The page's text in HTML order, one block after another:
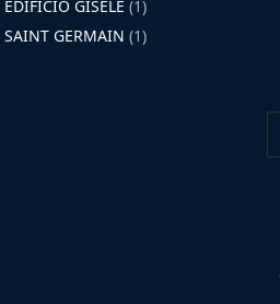
EDIFÍCIO GISELE (1)
SAINT GERMAIN (1)